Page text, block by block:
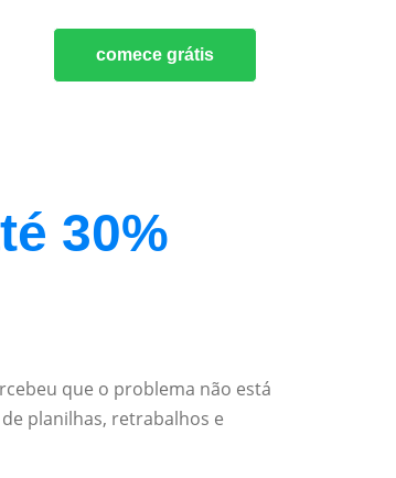
comece grátis
30%
que o problema não está
planilhas, retrabalhos e